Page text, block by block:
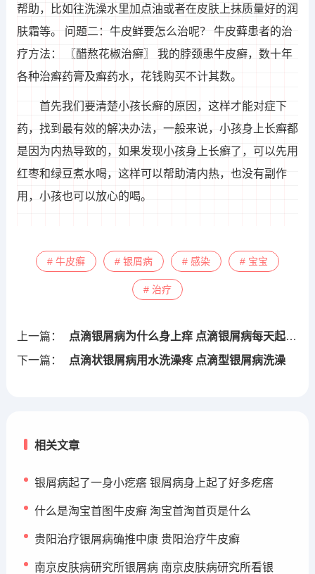
帮助，比如往洗澡水里加点油或者在皮肤上抹质量好的润
肤霜等。 问题二：牛皮鲜要怎么治呢？ 牛皮藓患者的治
疗方法： 〖醋熬花椒治癣〗 我的脖颈患牛皮癣，数十年
各种治癣药膏及癣药水，花钱购买不计其数。
首先我们要清楚小孩长癣的原因，这样才能对症下
药，找到最有效的解决办法，一般来说，小孩身上长癣都
是因为内热导致的，如果发现小孩身上长癣了，可以先用
红枣和绿豆煮水喝，这样可以帮助清内热，也没有副作
用，小孩也可以放心的喝。
# 牛皮癣 # 银屑病 # 感染 # 宝宝
# 治疗
上一篇：
点滴银屑病为什么身上痒 点滴银屑病每天起几个红疙瘩
下一篇：
点滴状银屑病用水洗澡疼 点滴型银屑病洗澡
相关文章
银屑病起了一身小疙瘩 银屑病身上起了好多疙瘩
什么是淘宝首图牛皮癣 淘宝首淘首页是什么
贵阳治疗银屑病确推中康 贵阳治疗牛皮癣
南京皮肤病研究所银屑病 南京皮肤病研究所看银